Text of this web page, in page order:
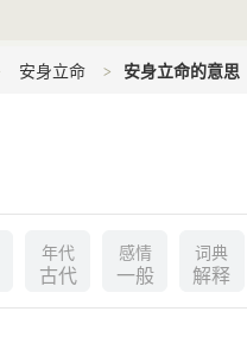
安身立命 安身立命的意思
年代
古代
感情
一般
词典
解释